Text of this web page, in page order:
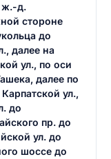
ж.-д.
стороне
до
далее на
ул., по оси
далее по
ул.,
до
пр. до
ул. до
шоссе до